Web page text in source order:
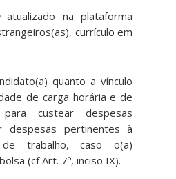
atualizado na plataforma
currículo em
quanto a vínculo
de carga horária e de
para custear despesas
despesas pertinentes à
trabalho, caso o(a)
(cf Art. 7º, inciso IX).